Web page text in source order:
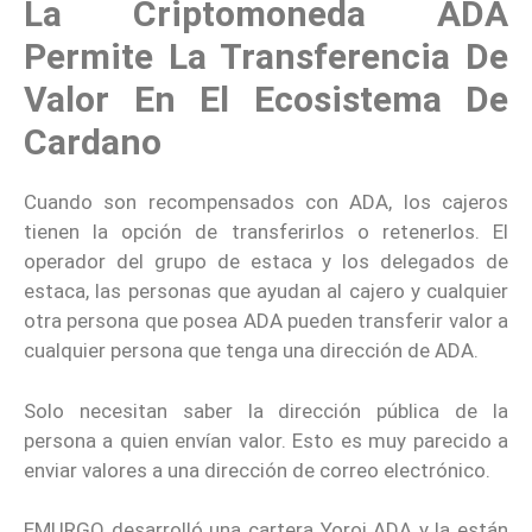
La Criptomoneda ADA
Permite La Transferencia De
Valor En El Ecosistema De
Cardano
Cuando son recompensados ​​con ADA, los cajeros
tienen la opción de transferirlos o retenerlos. El
operador del grupo de estaca y los delegados de
estaca, las personas que ayudan al cajero y cualquier
otra persona que posea ADA pueden transferir valor a
cualquier persona que tenga una dirección de ADA.
Solo necesitan saber la dirección pública de la
persona a quien envían valor. Esto es muy parecido a
enviar valores a una dirección de correo electrónico.